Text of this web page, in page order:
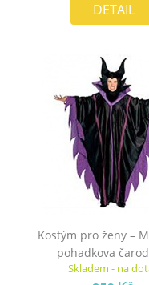
DETAIL
Kostým pro ženy –
pohadkova
Skladem - na